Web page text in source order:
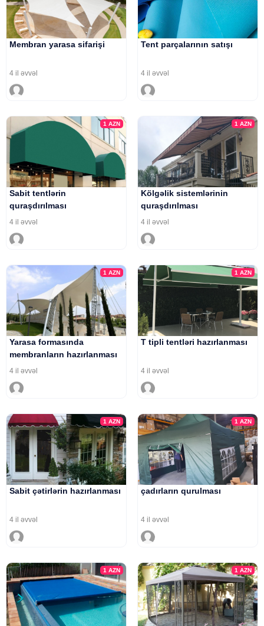
Membran yarasa sifarişi
4 il əvvəl
Tent parçalarının satışı
4 il əvvəl
1AZN
Sabit tentlərin
quraşdırılması
4 il əvvəl
1 AZN
Kölgəlik sistemlərinin
quraşdırılması
4 il əvvəl
1AZN
Yarasa formasında
membranların hazırlanması
4 il əvvəl
1 AZN
T tipli tentləri hazırlanması
4 il əvvəl
1AZN
Sabit çətirlərin hazırlanması
4 il əvvəl
1 AZN
çadırların qurulması
4 il əvvəl
1AZN 1 AZN